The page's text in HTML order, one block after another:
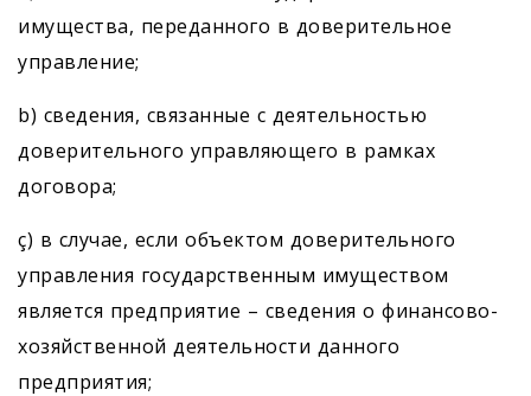
имущества, переданного в доверительное
управление;
b) сведения, связанные с деятельностью
доверительного управляющего в рамках
договора;
ç) в случае, если объектом доверительного
управления государственным имуществом
является предприятие – сведения о финансово-
хозяйственной деятельности данного
предприятия;